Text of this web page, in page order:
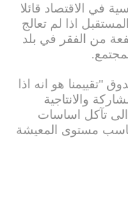
في الاقتصاد قائلا
اذا لم تعالج
من الفقر في بلد
"تقييمنا هو انه اذا
والانتاجية
الى تآكل اساسات
مستوى المعيشة